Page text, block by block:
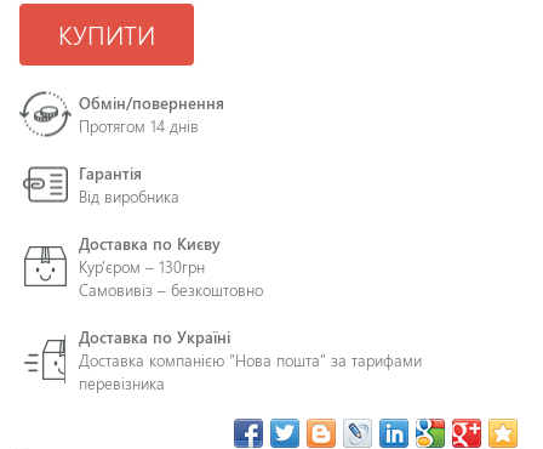
КУПИТИ
Обмін/повернення
Протягом 14 днів
Гарантія
Від виробника
Доставка по Києву
Кур'єром – 130грн
Самовивіз – безкоштовно
Доставка по Україні
Доставка компанією "Нова пошта" за тарифами
перевізника